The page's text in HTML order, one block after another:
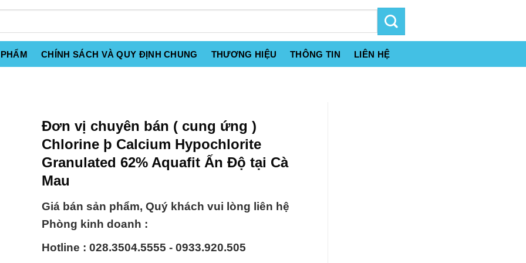
CHÍNH SÁCH VÀ QUY ĐỊNH CHUNG THƯƠNG HIỆU THÔNG TIN LIÊN HỆ
Đơn vị chuyên bán ( cung ứng )
Chlorine þ Calcium Hypochlorite
Granulated 62% Aquafit Ấn Độ tại Cà
Mau
Giá bán sản phẩm, Quý khách vui lòng liên hệ
Phòng kinh doanh :
Hotline : 028.3504.5555 - 0933.920.505